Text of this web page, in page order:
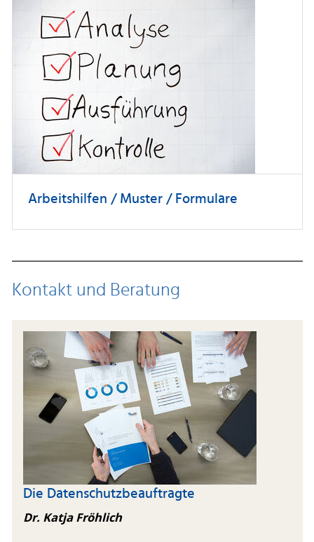
Arbeitshilfen / Muster / Formulare
Kontakt und Beratung
Die Datenschutzbeauftragte
Dr. Katja Fröhlich